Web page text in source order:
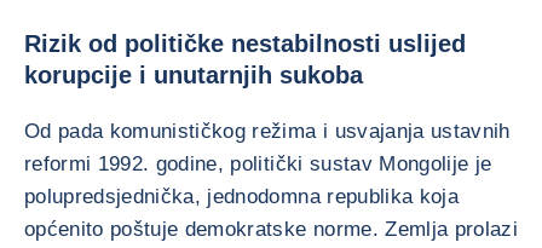
Rizik od političke nestabilnosti uslijed
korupcije i unutarnjih sukoba
Od pada komunističkog režima i usvajanja ustavnih
reformi 1992. godine, politički sustav Mongolije je
polupredsjednička, jednodomna republika koja
općenito poštuje demokratske norme. Zemlja prolazi